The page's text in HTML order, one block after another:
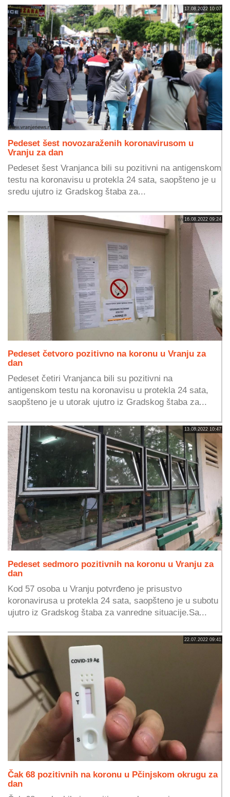
17.08.2022 10:07
Pedeset šest novozaraženih koronavirusom u
Vranju za dan
Pedeset šest Vranjanca bili su pozitivni na antigenskom
testu na koronavisu u protekla 24 sata, saopšteno je u
sredu ujutro iz Gradskog štaba za...
16.08.2022 09:24
Pedeset četvoro pozitivno na koronu u Vranju za
dan
Pedeset četiri Vranjanca bili su pozitivni na
antigenskom testu na koronavisu u protekla 24 sata,
saopšteno je u utorak ujutro iz Gradskog štaba za...
13.08.2022 10:47
Pedeset sedmoro pozitivnih na koronu u Vranju za
dan
Kod 57 osoba u Vranju potvrđeno je prisustvo
koronavirusa u protekla 24 sata, saopšteno je u subotu
ujutro iz Gradskog štaba za vanredne situacije.Sa...
22.07.2022 09:41
Čak 68 pozitivnih na koronu u Pčinjskom okrugu za
dan